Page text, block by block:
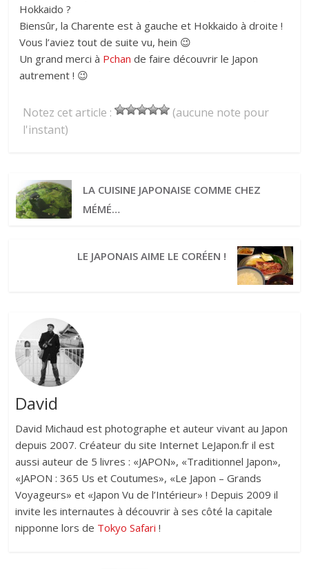
Hokkaido ?
Biensûr, la Charente est à gauche et Hokkaido à droite !
Vous l’aviez tout de suite vu, hein 😉
Un grand merci à Pchan de faire découvrir le Japon
autrement ! 😉
Notez cet article :
(aucune note pour
l'instant)
LA CUISINE JAPONAISE COMME CHEZ
MÉMÉ…
LE JAPONAIS AIME LE CORÉEN !
David
David Michaud est photographe et auteur vivant au Japon
depuis 2007. Créateur du site Internet LeJapon.fr il est
aussi auteur de 5 livres : «JAPON», «Traditionnel Japon»,
«JAPON : 365 Us et Coutumes», «Le Japon – Grands
Voyageurs» et «Japon Vu de l’Intérieur» ! Depuis 2009 il
invite les internautes à découvrir à ses côté la capitale
nipponne lors de Tokyo Safari !